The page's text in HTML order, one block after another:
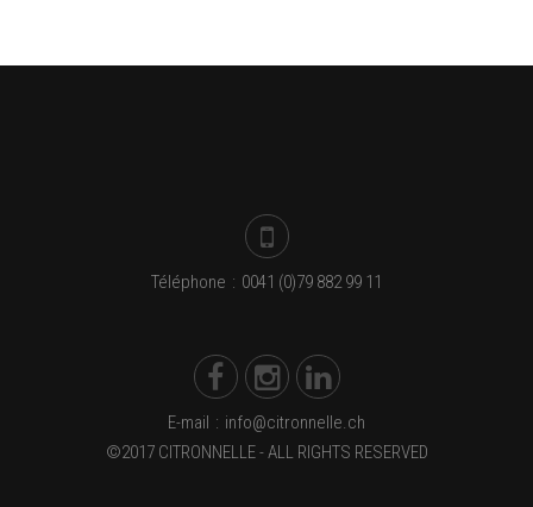
Téléphone : 0041 (0)79 882 99 11
E-mail : info@citronnelle.ch
©2017 CITRONNELLE - ALL RIGHTS RESERVED